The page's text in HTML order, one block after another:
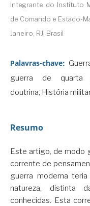
Integrante do Instituto
de Comando e Estado-
Janeiro, RJ, Brasil
Palavras-chave:
guerra de quarta
doutrina, História
Resumo
Este artigo, de modo
corrente de
guerra moderna teria
natureza, distinta
conhecidas. Esta